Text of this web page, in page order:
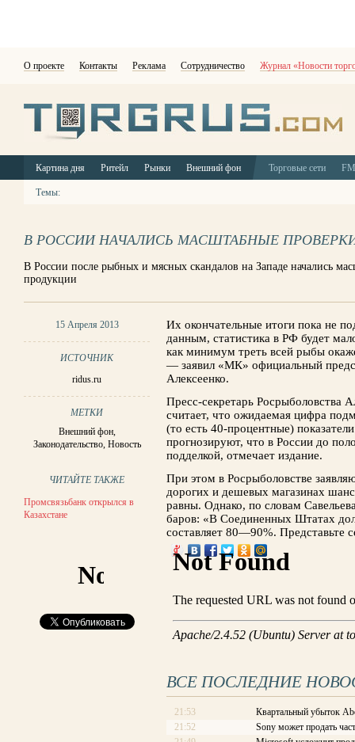
О проекте Контакты Реклама Сотрудничество Журнал «Новости
Картина дня Ритейл Рынки Внешний фон Торговые сети
Темы:
В РОССИИ НАЧАЛИСЬ МАСШТАБНЫЕ
В России после рыбных и мясных скандалов на Западе начались
продукции
15 Апреля 2013
ИСТОЧНИК
ridus.ru
МЕТКИ
Внешний фон,
Законодательство, Новость
ЧИТАЙТЕ ТАКЖЕ
Промсвязьбанк открылся в
Казахстане
Их окончательные итоги пока не
данным, статистика в РФ будет
как минимум треть всей рыбы
— заявил «МК» официальный
Алексеенко.
Пресс-секретарь Росрыболовства
считает, что ожидаемая цифра
(то есть 40-процентные)
прогнозируют, что в России до
подделкой, отмечает издание.
При этом в Росрыболовстве
дорогих и дешевых магазинах
равны. Однако, по словам
баров: «В Соединенных Штатах
составляет 80—90%. Представьте
ВСЕ ПОСЛЕДНИЕ
21:53
Квартальный убыток
21:52
Sony может продать